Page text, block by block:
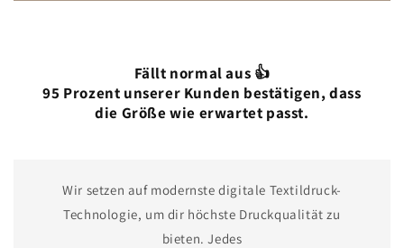
Fällt normal aus 👍
95 Prozent unserer Kunden bestätigen, dass
die Größe wie erwartet passt.
Wir setzen auf modernste digitale Textildruck-
Technologie, um dir höchste Druckqualität zu
bieten. Jedes